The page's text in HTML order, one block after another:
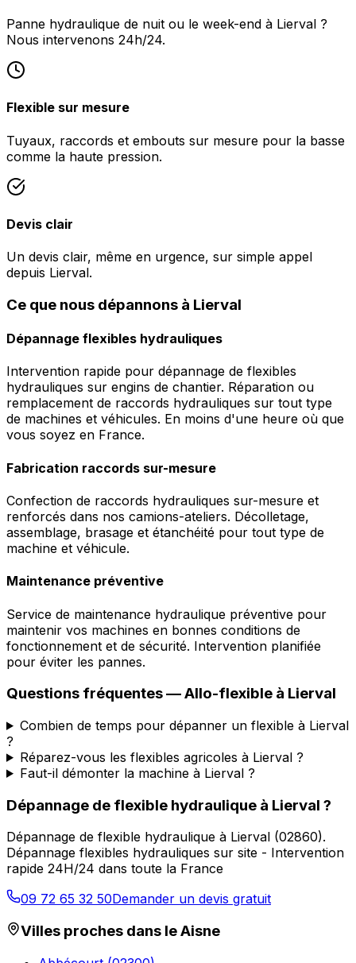
Panne hydraulique de nuit ou le week-end à Lierval ?
Nous intervenons 24h/24.
Flexible sur mesure
Tuyaux, raccords et embouts sur mesure pour la basse
comme la haute pression.
Devis clair
Un devis clair, même en urgence, sur simple appel
depuis Lierval.
Ce que nous dépannons à Lierval
Dépannage flexibles hydrauliques
Intervention rapide pour dépannage de flexibles
hydrauliques sur engins de chantier. Réparation ou
remplacement de raccords hydrauliques sur tout type
de machines et véhicules. En moins d'une heure où que
vous soyez en France.
Fabrication raccords sur-mesure
Confection de raccords hydrauliques sur-mesure et
renforcés dans nos camions-ateliers. Décolletage,
assemblage, brasage et étanchéité pour tout type de
machine et véhicule.
Maintenance préventive
Service de maintenance hydraulique préventive pour
maintenir vos machines en bonnes conditions de
fonctionnement et de sécurité. Intervention planifiée
pour éviter les pannes.
Questions fréquentes —Allo-flexible à Lierval
Combien de temps pour dépanner un flexible à Lierval
?
Réparez-vous les flexibles agricoles à Lierval ?
Faut-il démonter la machine à Lierval ?
Dépannage de flexible hydraulique à Lierval ?
Dépannage de flexible hydraulique à Lierval (02860).
Dépannage flexibles hydrauliques sur site - Intervention
rapide 24H/24 dans toute la France
09 72 65 32 50Demander un devis gratuit
Villes proches dans leAisne